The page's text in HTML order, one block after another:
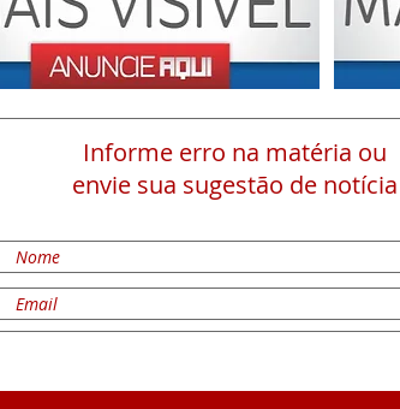
Informe erro na matéria ou
envie sua sugestão de notícia